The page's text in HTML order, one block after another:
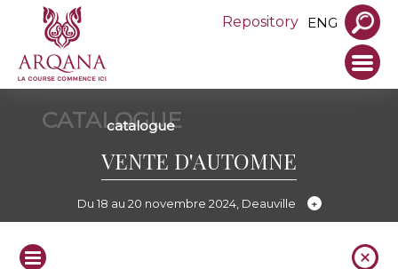
Repository ENG
CATALOGUE
catalogue
VENTE D'AUTOMNE
Du 18 au 20 novembre 2024, Deauville